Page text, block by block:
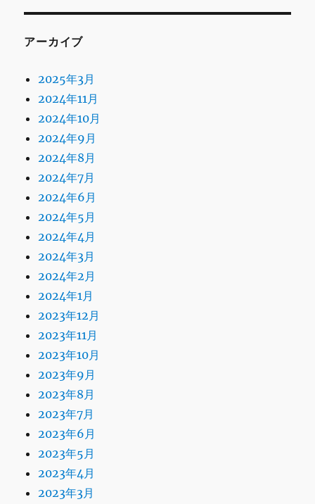
アーカイブ
2025年3月
2024年11月
2024年10月
2024年9月
2024年8月
2024年7月
2024年6月
2024年5月
2024年4月
2024年3月
2024年2月
2024年1月
2023年12月
2023年11月
2023年10月
2023年9月
2023年8月
2023年7月
2023年6月
2023年5月
2023年4月
2023年3月